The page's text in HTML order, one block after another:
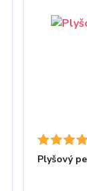
Plyšový